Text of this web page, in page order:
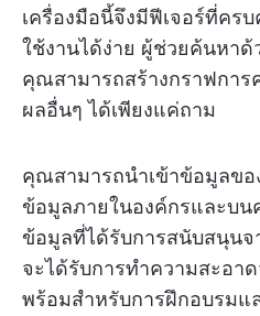
เครื่องมือนี้จึงมีฟีเจอร์ที่คร
ใช้งานได้ง่าย ผู้ช่วยค้นหา
คุณสามารถสร้างกราฟกา
ผลอื่นๆ ได้เพียงแค่ถาม
คุณสามารถนำเข้าข้อมูลข
ข้อมูลภายในองค์กรและบน
ข้อมูลที่ได้รับการสนับสนุน
จะได้รับการทำความสะอา
พร้อมสำหรับการฝึกอบรมแ